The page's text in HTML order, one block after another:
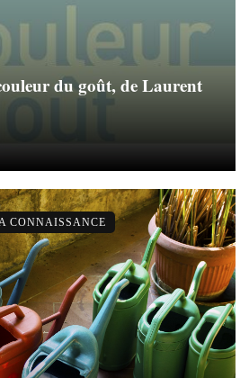
du goût, de Laurent
CONNAISSANCE